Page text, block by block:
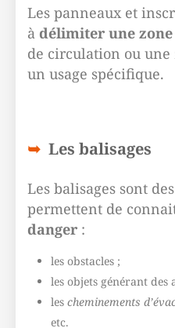
Les panneaux et
à délimiter une zone
de circulation ou une
un usage spécifique.
Les balisages
Les balisages sont
permettent de
danger :
les obstacles ;
les objets générant des
les cheminements
etc.